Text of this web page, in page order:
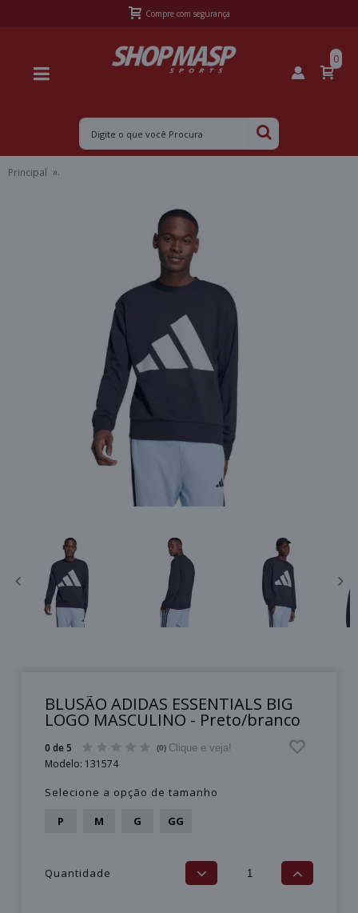
Frete Grátis Sul acima de R$399,99 e Sudeste acima de R$499,99
0
Principal
BLUSÃO ADIDAS ESSENTIALS BIG
LOGO MASCULINO - Preto/branco
0 de 5 (0) Clique e veja!
Modelo: 131574
Selecione a opção de tamanho
P
M G GG
Quantidade